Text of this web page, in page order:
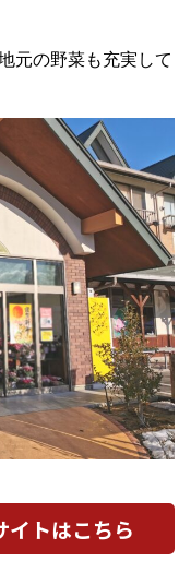
元の野菜も充実して
イトはこちら